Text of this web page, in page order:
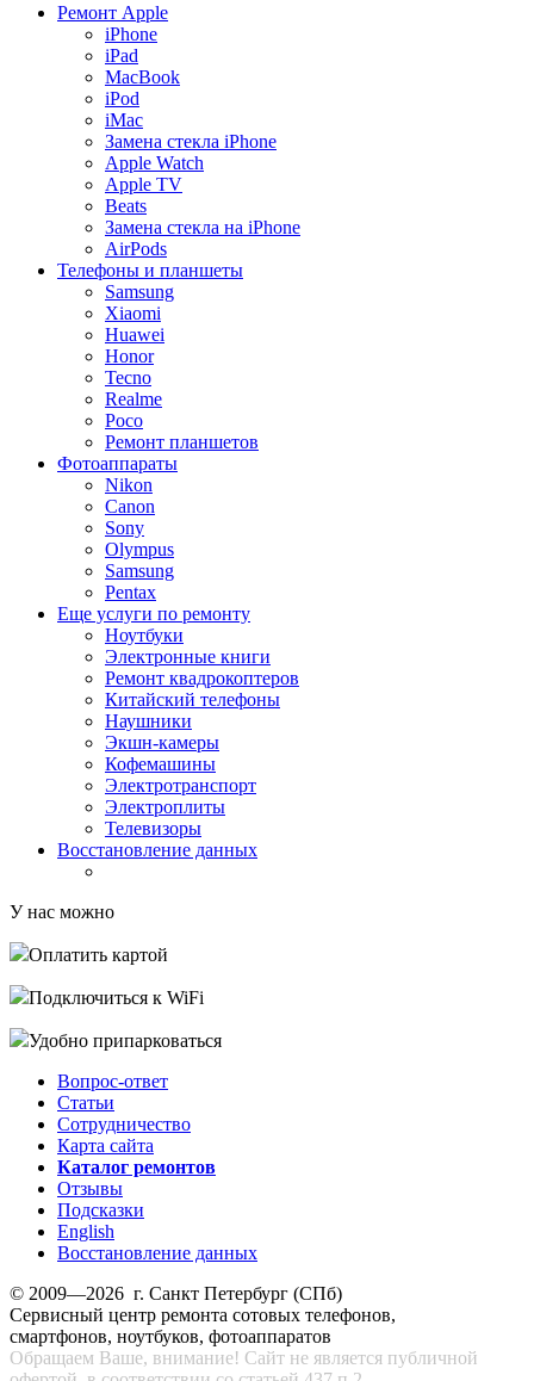
Ремонт Apple
iPhone
iPad
MacBook
iPod
iMac
Замена стекла iPhone
Apple Watch
Apple TV
Beats
Замена стекла на iPhone
AirPods
Телефоны и планшеты
Samsung
Xiaomi
Huawei
Honor
Tecno
Realme
Poco
Ремонт планшетов
Фотоаппараты
Nikon
Canon
Sony
Olympus
Samsung
Pentax
Еще услуги по ремонту
Ноутбуки
Электронные книги
Ремонт квадрокоптеров
Китайский телефоны
Наушники
Экшн-камеры
Кофемашины
Электротранспорт
Электроплиты
Телевизоры
Восстановление данных
У нас можно
Оплатить картой
Подключиться к WiFi
Удобно припарковаться
Вопрос-ответ
Статьи
Сотрудничество
Карта сайта
Каталог ремонтов
Отзывы
Подсказки
English
Восстановление данных
© 2009—2026 г. Санкт Петербург (СПб)
Сервисный центр ремонта сотовых телефонов,
смартфонов, ноутбуков, фотоаппаратов
Обращаем Ваше, внимание! Сайт не является публичной